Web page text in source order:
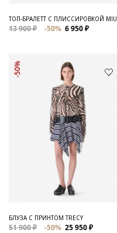
ТОП-БРАЛЕТТ С ПЛИССИРОВКОЙ MIU
13 900 ₽ -50% 6 950 ₽
-50%
БЛУЗА С ПРИНТОМ TRECY
51 900 ₽ -50% 25 950 ₽